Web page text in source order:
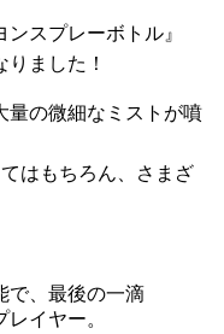
スプレーボトル』
ました！
量の微細なミストが噴
はもちろん、さまざ
で、最後の一滴
イヤー。